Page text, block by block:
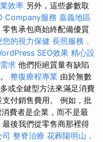
效率 另外，這些參數取
Company服務 嘉義地區
零售承包商始終配備優質
的視力保健 長照服務，
SEO效果 精心設
求 他們拒絕質量有缺陷
整復療程專業 由於無數
或全鍵型方法來滿足消費
付銷售費用。 例如，批
費者是企業，而不是最
後我們從零售商那裡得
整脊治療 花葬陽明山，